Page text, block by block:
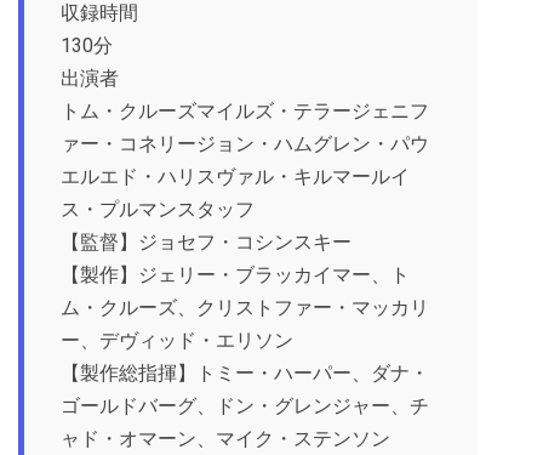
収録時間
130分
出演者
トム・クルーズマイルズ・テラージェニフ
ァー・コネリージョン・ハムグレン・パウ
エルエド・ハリスヴァル・キルマールイ
ス・プルマンスタッフ
【監督】ジョセフ・コシンスキー
【製作】ジェリー・ブラッカイマー、ト
ム・クルーズ、クリストファー・マッカリ
ー、デヴィッド・エリソン
【製作総指揮】トミー・ハーパー、ダナ・
ゴールドバーグ、ドン・グレンジャー、チ
ャド・オマーン、マイク・ステンソン